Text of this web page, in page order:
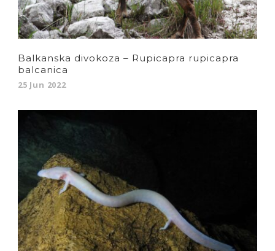
Balkanska divokoza – Rupicapra rupicapra
balcanica
25 Jun 2022